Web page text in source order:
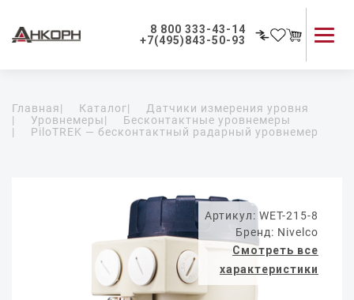
8 800 333-43-14
+7(495)843-50-93
Применение приборов
Как мы работаем
Главная| Каталог|
Датчики измерения уровня
|
Уровнемеры|
Бесконтактные уровнемеры
|
PiloTREK — бесконтактный радарный уровнемер
Артикул: WET-215-8
Бренд: Nivelco
Смотреть все
характеристики